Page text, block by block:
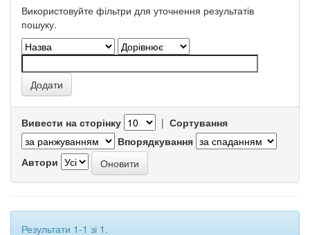
Використовуйте фільтри для уточнення результатів
пошуку.
Вивести на сторінку | Сортування
Впорядкування
Автори
Результати 1-1 зі 1.